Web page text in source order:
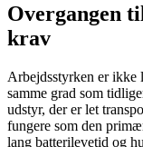
Overgangen
krav
Arbejdsstyrken er ikke
samme grad som
udstyr, der er let
fungere som den
lang batterilevetid og